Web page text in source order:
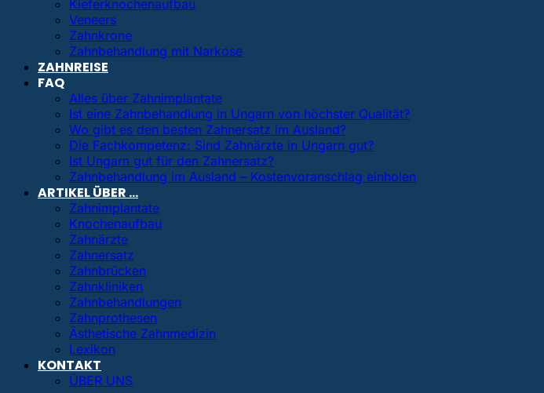
Kieferknochenaufbau
Veneers
Zahnkrone
Zahnbehandlung mit Narkose
ZAHNREISE
FAQ
Alles über Zahnimplantate
Ist eine Zahnbehandlung in Ungarn von höchster Qualität?
Wo gibt es den besten Zahnersatz im Ausland?
Die Fachkompetenz: Sind Zahnärzte in Ungarn gut?
Ist Ungarn gut für den Zahnersatz?
Zahnbehandlung im Ausland – Kostenvoranschlag einholen
ARTIKEL ÜBER …
Zahnimplantate
Knochenaufbau
Zahnärzte
Zahnersatz
Zahnbrücken
Zahnkliniken
Zahnbehandlungen
Zahnprothesen
Ästhetische Zahnmedizin
Lexikon
KONTAKT
ÜBER UNS